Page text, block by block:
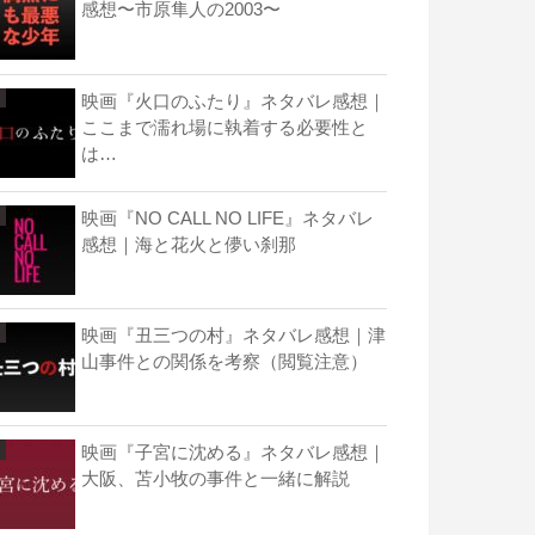
感想〜市原隼人の2003〜
映画『火口のふたり』ネタバレ感想｜
ここまで濡れ場に執着する必要性と
は…
映画『NO CALL NO LIFE』ネタバレ
感想｜海と花火と儚い刹那
映画『丑三つの村』ネタバレ感想｜津
山事件との関係を考察（閲覧注意）
映画『子宮に沈める』ネタバレ感想｜
大阪、苫小牧の事件と一緒に解説